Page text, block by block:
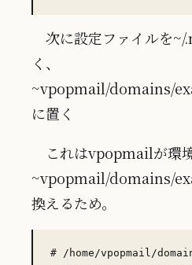
次に設定ファイルを
く、
~vpopmail/domains/
に置く
これはvpopmailが環
~vpopmail/domains/
換えるため。
# /home/vpopmail/